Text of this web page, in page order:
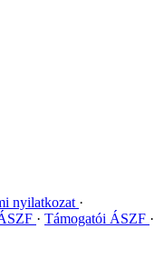
nyilatkozat
Támogatói ÁSZF